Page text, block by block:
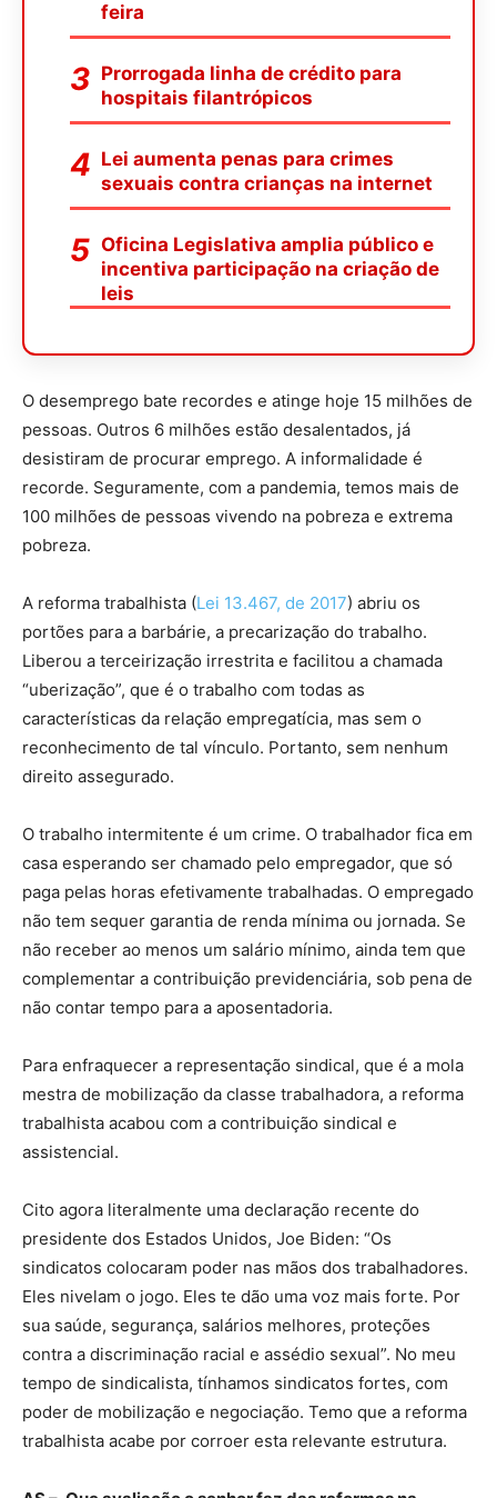
feira
Prorrogada linha de crédito para
hospitais filantrópicos
Lei aumenta penas para crimes
sexuais contra crianças na internet
Oficina Legislativa amplia público e
incentiva participação na criação de
leis
O desemprego bate recordes e atinge hoje 15 milhões de
pessoas. Outros 6 milhões estão desalentados, já
desistiram de procurar emprego. A informalidade é
recorde. Seguramente, com a pandemia, temos mais de
100 milhões de pessoas vivendo na pobreza e extrema
pobreza.
A reforma trabalhista (Lei 13.467, de 2017) abriu os
portões para a barbárie, a precarização do trabalho.
Liberou a terceirização irrestrita e facilitou a chamada
“uberização”, que é o trabalho com todas as
características da relação empregatícia, mas sem o
reconhecimento de tal vínculo. Portanto, sem nenhum
direito assegurado.
O trabalho intermitente é um crime. O trabalhador fica em
casa esperando ser chamado pelo empregador, que só
paga pelas horas efetivamente trabalhadas. O empregado
não tem sequer garantia de renda mínima ou jornada. Se
não receber ao menos um salário mínimo, ainda tem que
complementar a contribuição previdenciária, sob pena de
não contar tempo para a aposentadoria.
Para enfraquecer a representação sindical, que é a mola
mestra de mobilização da classe trabalhadora, a reforma
trabalhista acabou com a contribuição sindical e
assistencial.
Cito agora literalmente uma declaração recente do
presidente dos Estados Unidos, Joe Biden: “Os
sindicatos colocaram poder nas mãos dos trabalhadores.
Eles nivelam o jogo. Eles te dão uma voz mais forte. Por
sua saúde, segurança, salários melhores, proteções
contra a discriminação racial e assédio sexual”. No meu
tempo de sindicalista, tínhamos sindicatos fortes, com
poder de mobilização e negociação. Temo que a reforma
trabalhista acabe por corroer esta relevante estrutura.